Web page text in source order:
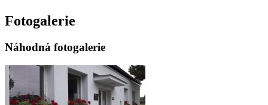
Fotogalerie
Náhodná fotogalerie